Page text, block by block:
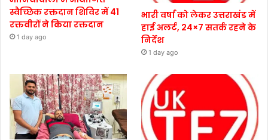
स्वैच्छिक रक्तदान शिविर में 41
रक्तवीरों ने किया रक्तदान
1 day ago
भारी वर्षा को लेकर उत्तराखंड में
हाई अलर्ट, 24×7 सतर्क रहने के
निर्देश
1 day ago